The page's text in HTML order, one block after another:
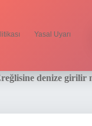
Yasal Uyarı
denize girilir